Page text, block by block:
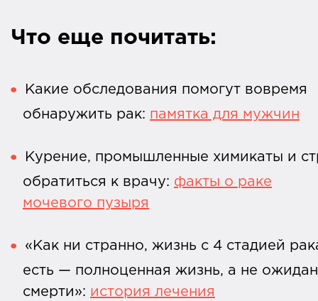
Что еще почитать:
Какие обследования помогут вовремя
обнаружить рак: памятка для мужчин
Курение, промышленные химикаты и
обратиться к врачу: факты о раке
мочевого пузыря
«Как ни странно, жизнь с 4 стадией
есть — полноценная жизнь, а не
смерти»: история лечения